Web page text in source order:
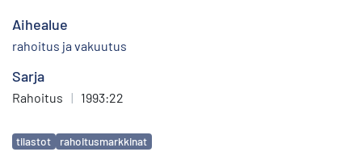
Aihealue
rahoitus ja vakuutus
Sarja
Rahoitus | 1993:22
Avainsanat
tilastot rahoitusmarkkinat